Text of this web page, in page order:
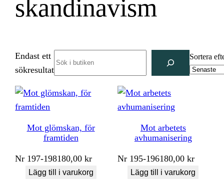
skandinavism
Endast ett
sökresultat
Sortera
Mot glömskan, för
framtiden
Nr 197-198180,00kr
Lägg till i varukorg
Mot arbetets
avhumanisering
Nr 195-196180,00kr
Lägg till i varukorg